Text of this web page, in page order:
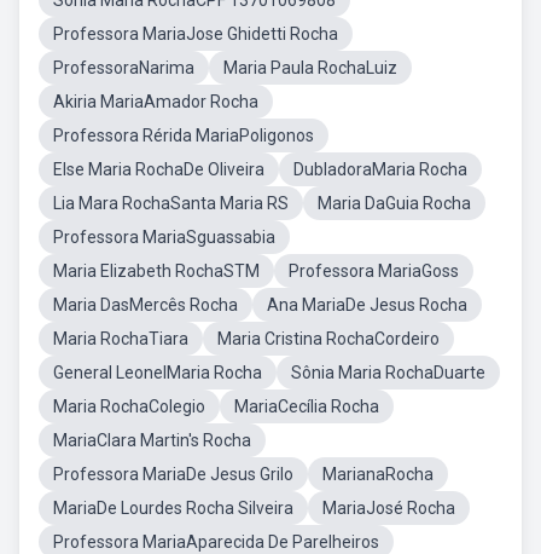
Professora MariaJose Ghidetti Rocha
ProfessoraNarima
Maria Paula RochaLuiz
Akiria MariaAmador Rocha
Professora Rérida MariaPoligonos
Else Maria RochaDe Oliveira
DubladoraMaria Rocha
Lia Mara RochaSanta Maria RS
Maria DaGuia Rocha
Professora MariaSguassabia
Maria Elizabeth RochaSTM
Professora MariaGoss
Maria DasMercês Rocha
Ana MariaDe Jesus Rocha
Maria RochaTiara
Maria Cristina RochaCordeiro
General LeonelMaria Rocha
Sônia Maria RochaDuarte
Maria RochaColegio
MariaCecília Rocha
MariaClara Martin's Rocha
Professora MariaDe Jesus Grilo
MarianaRocha
MariaDe Lourdes Rocha Silveira
MariaJosé Rocha
Professora MariaAparecida De Parelheiros